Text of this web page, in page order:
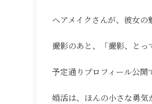
ヘアメイクさんが、彼女の
撮影のあと、「撮影、とっ
予定通りプロフィール公
婚活は、ほんの小さな勇気